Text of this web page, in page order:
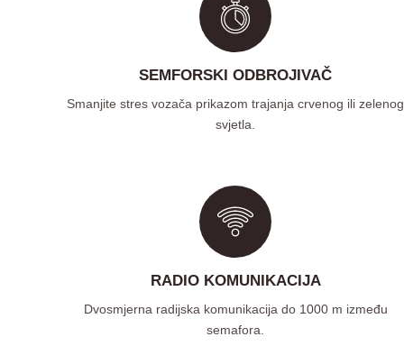
SEMFORSKI ODBROJIVAČ
Smanjite stres vozača prikazom trajanja crvenog ili zelenog
svjetla.
RADIO KOMUNIKACIJA
Dvosmjerna radijska komunikacija do 1000 m između
semafora.